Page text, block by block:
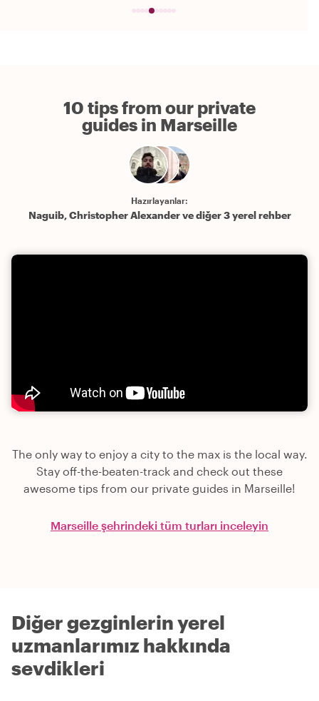
10 tips from our private
guides in Marseille
Hazırlayanlar:
Naguib, Christopher Alexander ve diğer 3 yerel rehber
The only way to enjoy a city to the max is the local way.
Stay off-the-beaten-track and check out these
awesome tips from our private guides in Marseille!
Marseille şehrindeki tüm turları inceleyin
Diğer gezginlerin yerel
uzmanlarımız hakkında
sevdikleri